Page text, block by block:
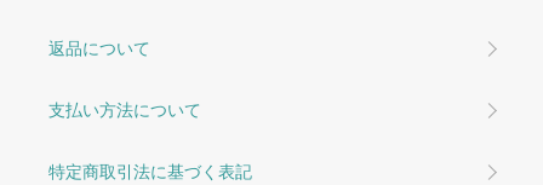
返品について
支払い方法について
特定商取引法に基づく表記